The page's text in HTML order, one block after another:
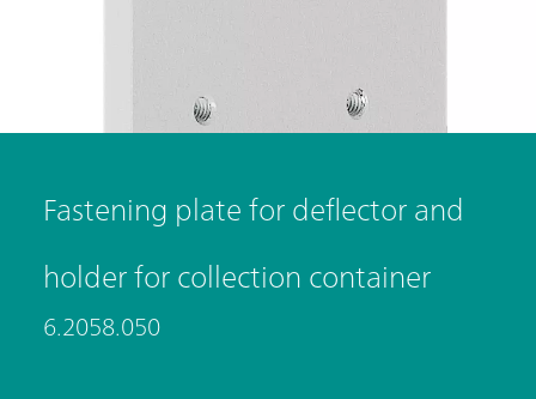
Fastening plate for deflector and
holder for collection container
6.2058.050